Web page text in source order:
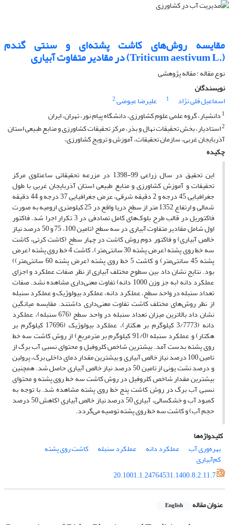
مقایسه روش‌های کاشت پشته‌ای و سنتی گندم
(.Triticum aestivum L) در مقادیر متفاوت آبیاری
نوع مقاله : مقاله پژوهشی
نویسندگان
اسماعیل قلی نژاد
1 علیرضا عیوضی2
1 دانشیار، گروه علمی علوم کشاورزی، دانشگاه پیام نور، تهران، ایران
2استادیار، بخش تحقیقات نهال و بذر، مرکز تحقیقات کشاورزی و منابع طبیعی استان
آذربایجان غربی، سازمان تحقیقات، آموزش و ترویج کشاورزی،
چکیده
این تحقیق در سال زراعی 99-1398 در مزرعه تحقیقاتی ساعتلوی مرکز
تحقیقات و آموزش کشاورزی و منابع طبیعی استان آذربایجان غربی با طول
جغرافیایی 45 درجه و 2 دقیقه شرقی، عرض جغرافیایی 37 درجه و 44 دقیقه
شمالی و ارتفاع 1352 متر از سطح دریا واقع در 25 کیلومتری ارومیه به صورت
فاکتوریل در قالب طرح بلوک‌های کامل تصادفی در 3 تکرار اجرا شد. فاکتور
اول شامل مقادیر متفاوت آبیاری در سه سطح (تامین 100، 75 و 50 درصد نیاز
خالص آبیاری) و فاکتور دوم روش کاشت در چهار سطح (کاشت کرتی، کاشت
سه خط روی پشته (عرض پشته 30 سانتی‌متر)، کاشت 4 خط روی پشته (عرض
پشته 45 سانتی‌متر) و کاشت 5 خط روی پشته (عرض پشته 60 سانتی‌متر))
بود. نتایج نشان داد بین سطوح مختلف آبیاری از نظر صفات عملکرد و اجزای
عملکرد دانه (به جز وزن 1000 دانه) تفاوت معنی‌داری مشاهده نشد. صفات
تعداد سنبله در واحد سطح، عملکرد دانه، عملکرد بیولوژیک و عملکرد سنبله
از نظر روش‌های مختلف کاشت تفاوت معنی‌داری داشتند. مقایسه میانگین
نشان داد بالاترین میزان تعداد سنبله در واحد سطح (676 سنبله)، عملکرد
دانه (3/7773 کیلوگرم بر هکتار)، عملکرد بیولوژیک (17696 کیلوگرم بر
هکتار) و عملکرد سنبله (91/0 کیلوگرم بر مترمربع) از روش کاشت سه خط
روی پشته بدست آمد. بیشترین شاخص کلروفیل و محتوای نسبی آب برگ از
تامین 100 درصد نیاز خالص آبیاری و بیشترین مقدار دمای داخلی برگ، پرولین
و درصد نشت یونی از تامین 50 درصد نیاز خالص آبیاری حاصل شد. همچنین
بیشترین مقدار شاخص کلروفیل در روش کاشت سه خط روی پشته و محتوای
نسبی آب برگ در روش کاشت پنج خط روی پشته مشاهده شد. با توجه به
کمبود آب و خشکسالی، آبیاری 50 درصد نیاز خالص آبیاری (کاهش 50 درصد
حجم آب) و کاشت سه خط روی پشته توصیه می‌گردد.
کلیدواژه‌ها
بهره‌وری آب
عملکرد دانه عملکرد سنبله کاشت روی پشته
کم‌آبیاری
20.1001.1.24764531.1400.8.2.11.7
عنوان مقاله English